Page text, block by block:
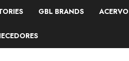
GBL BRANDS ACERVO